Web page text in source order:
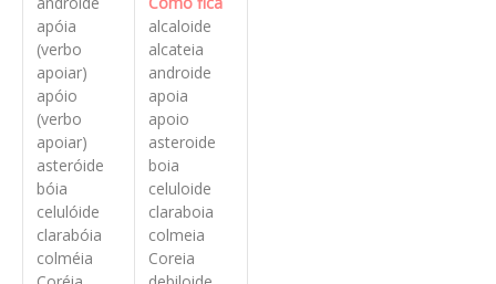
apóia
(verbo
apoiar)
apóio
(verbo
apoiar)
asteróide
bóia
celulóide
clarabóia
colméia
alcaloide
alcateia
androide
apoia
apoio
asteroide
boia
celuloide
claraboia
colmeia
Coreia